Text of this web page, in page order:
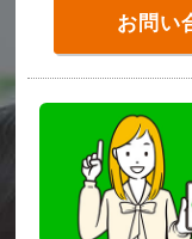
お問い